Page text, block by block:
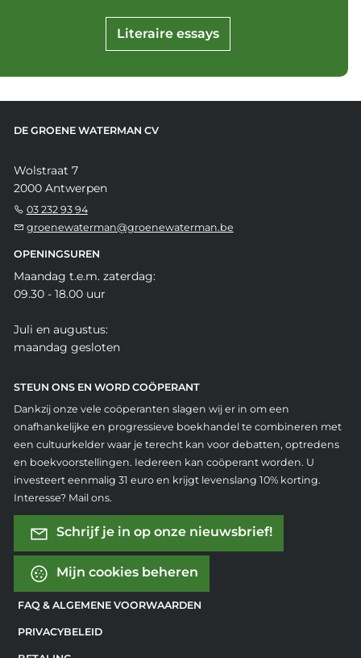
Literaire essays
DE GROENE WATERMAN CV
Wolstraat 7
2000 Antwerpen
03 232 93 94
groenewaterman@groenewaterman.be
OPENINGSUREN
Maandag t.e.m. zaterdag:
09.30 - 18.00 uur
Juli en augustus:
maandag gesloten
STEUN ONS EN WORD COÖPERANT
Dankzij onze vele coöperanten slagen wij er in om een
onafhankelijke en progressieve boekhandel te combineren met
een cultuurkelder waar je terecht kan voor debatten, optredens
en boekvoorstellingen. Iedereen kan coöperant worden. U
investeert eenmalig 31 euro en krijgt levenslang 10% korting.
Interesse? Mail ons.
Schrijf je in op onze nieuwsbrief!
Mijn cookies beheren
FAQ & ALGEMENE VOORWAARDEN
PRIVACYBELEID